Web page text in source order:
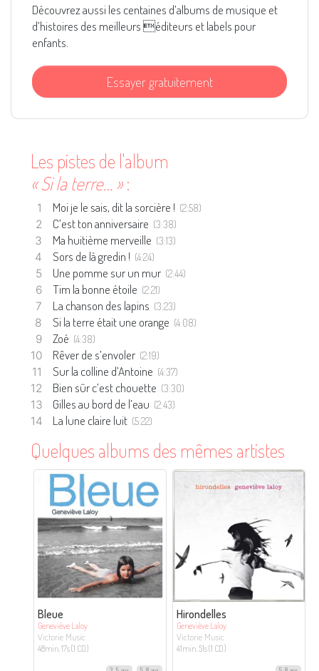
Découvrez aussi les centaines d’albums de musique et
d’histoires des meilleurs éditeurs et labels pour
enfants.
Essayer gratuitement
Les pistes de l'album
« Si la terre… »:
Moi je le sais, dit la sorcière ! (2:58)
C’est ton anniversaire (3:38)
Ma huitième merveille (3:13)
Sors de là gredin ! (4:24)
Une pomme sur un mur (2:44)
Tim la bonne étoile (2:21)
La chanson des lapins (3:23)
Si la terre était une orange (4:08)
Zoé (4:38)
Rêver de s’envoler (2:19)
Sur la colline d’Antoine (4:37)
Bien sûr c’est chouette (3:30)
Gilles au bord de l’eau (2:43)
La lune claire luit (5:22)
Quelques albums des mêmes artistes
Bleue
Geneviève Laloy
Victorie Music
48min. 17s (1 CD)
Hirondelles
Geneviève Laloy
Victorie Music
41min. 51s (1 CD)